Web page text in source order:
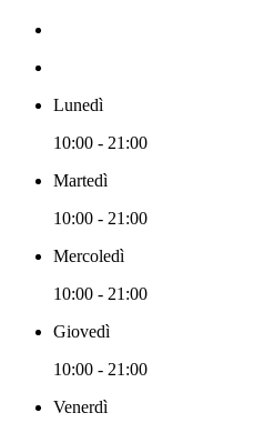
Lunedì
10:00 - 21:00
Martedì
10:00 - 21:00
Mercoledì
10:00 - 21:00
Giovedì
10:00 - 21:00
Venerdì